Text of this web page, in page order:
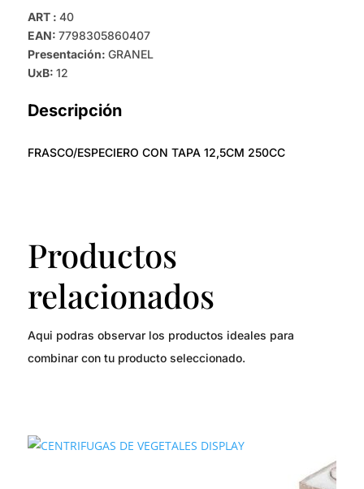
ART : 40
EAN: 7798305860407
Presentación: GRANEL
UxB: 12
Descripción
FRASCO/ESPECIERO CON TAPA 12,5CM 250CC
Productos
relacionados
Aqui podras observar los productos ideales para
combinar con tu producto seleccionado.